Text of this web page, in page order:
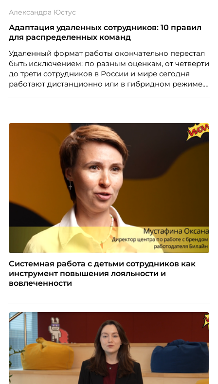
структуры компании. Для сотрудников сокращения
означают потерю стабильности, а для внешнего
рынка становятся сигналом о возможных
нередко превращаются в фактор, который
негативно влияет HR-бренд работодателя.
Александра Юстус
Адаптация удаленных сотрудников: 10 правил
для распределенных команд
Удаленный формат работы окончательно перестал
быть исключением: по разным оценкам, от четверти
до трети сотрудников в России и мире сегодня
работают дистанционно или в гибридном режиме.
расстоянии она требует осознанного
проектирования — иначе компания рискует
потерять новичка в первые же месяцы.
Системная работа с детьми сотрудников как
инструмент повышения лояльности и
вовлеченности